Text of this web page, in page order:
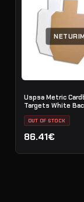
Uspsa Metric
Targets White
OUT OF STOCK
86.41€